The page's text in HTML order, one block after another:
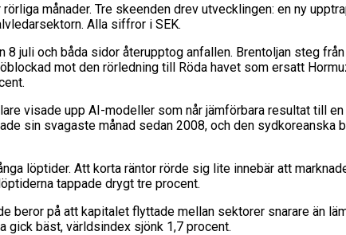
månader. Tre skeenden drev utvecklingen: en ny
Alla siffror i SEK.
juli och båda sidor återupptog anfallen. Brentoljan steg
mot den rörledning till Röda havet som ersatt
visade upp AI-modeller som når jämförbara resultat till
sin svagaste månad sedan 2008, och den
löptider. Att korta räntor rörde sig lite innebär att
tappade drygt tre procent.
beror på att kapitalet flyttade mellan sektorer snarare än
gick bäst, världsindex sjönk 1,7 procent.